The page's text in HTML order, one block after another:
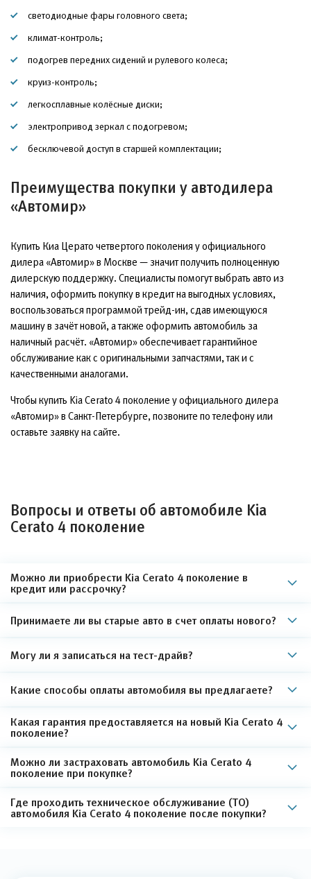
светодиодные фары головного света;
климат-контроль;
подогрев передних сидений и рулевого колеса;
круиз-контроль;
легкосплавные колёсные диски;
электропривод зеркал с подогревом;
бесключевой доступ в старшей комплектации;
Преимущества покупки у автодилера
«Автомир»
Купить Киа Церато четвертого поколения у официального
дилера «Автомир» в Москве — значит получить полноценную
дилерскую поддержку. Специалисты помогут выбрать авто из
наличия, оформить покупку в кредит на выгодных условиях,
воспользоваться программой трейд-ин, сдав имеющуюся
машину в зачёт новой, а также оформить автомобиль за
наличный расчёт. «Автомир» обеспечивает гарантийное
обслуживание как с оригинальными запчастями, так и с
качественными аналогами.
Чтобы купить Kia Cerato 4 поколение у официального дилера
«Автомир» в Санкт-Петербурге, позвоните по телефону или
оставьте заявку на сайте.
Вопросы и ответы об автомобиле Kia
Cerato 4 поколение
Можно ли приобрести Kia Cerato 4 поколение в
кредит или рассрочку?
Принимаете ли вы старые авто в счет оплаты нового?
Могу ли я записаться на тест-драйв?
Какие способы оплаты автомобиля вы предлагаете?
Какая гарантия предоставляется на новый Kia Cerato 4
поколение?
Можно ли застраховать автомобиль Kia Cerato 4
поколение при покупке?
Где проходить техническое обслуживание (ТО)
автомобиля Kia Cerato 4 поколение после покупки?